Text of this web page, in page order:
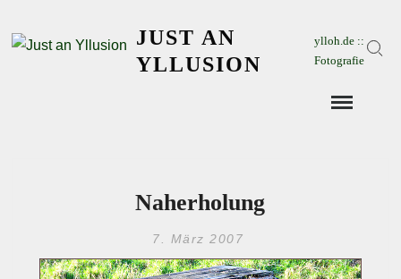
JUST AN
YLLUSION
ylloh.de ::
Fotografie
Naherholung
7. März 2007